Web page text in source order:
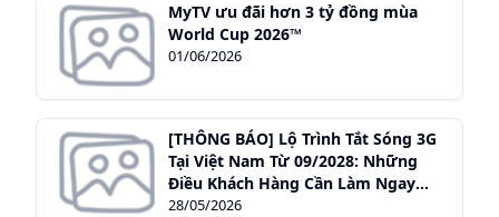
MyTV ưu đãi hơn 3 tỷ đồng mùa
World Cup 2026™
01/06/2026
[THÔNG BÁO] Lộ Trình Tắt Sóng 3G
Tại Việt Nam Từ 09/2028: Những
Điều Khách Hàng Cần Làm Ngay
Hôm Nay
28/05/2026